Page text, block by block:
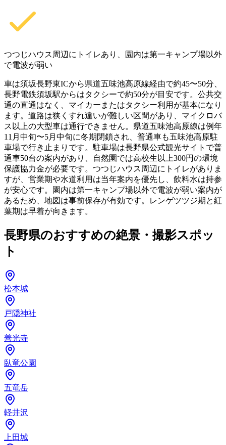
つつじハウス周辺にトイレあり、園内は第一キャンプ場以外
で電波が弱い
車は須坂長野東ICから県道五味池高原線経由で約45〜50分、
長野電鉄須坂駅からはタクシーで約50分が目安です。公共交
通の直通はなく、マイカーまたはタクシー利用が基本になり
ます。道路は狭くすれ違いが難しい区間があり、マイクロバ
ス以上の大型車は通行できません。県道五味池高原線は例年
11月中旬〜5月中旬に冬期閉鎖され、普通車も五味池高原駐
車場で行き止まりです。駐車場は長野県公式観光サイトで普
通車50台の案内があり、自然園では高校生以上300円の環境
保護協力金が必要です。つつじハウス周辺にトイレがありま
すが、営業期や水道利用は当年案内を優先し、飲料水は持参
が安心です。園内は第一キャンプ場以外で電波が弱い案内が
あるため、地図は事前保存が有効です。レンゲツツジ期と紅
葉期は早着が向きます。
長野県のおすすめの絶景・撮影スポッ
ト
松本城
戸隠神社
善光寺
臥竜公園
五竜岳
軽井沢
上田城